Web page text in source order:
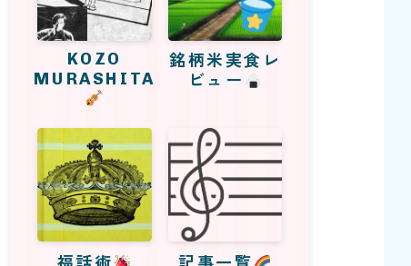
KOZO
MURASHITA
銘柄米実食レ
ビュー